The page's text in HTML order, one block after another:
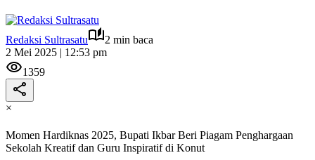
Redaksi Sultrasatu
2 min baca
2 Mei 2025 | 12:53 pm
1359
×
Momen Hardiknas 2025, Bupati Ikbar Beri Piagam Penghargaan
Sekolah Kreatif dan Guru Inspiratif di Konut